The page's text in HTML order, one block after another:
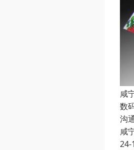
咸
数
沟
咸
24-